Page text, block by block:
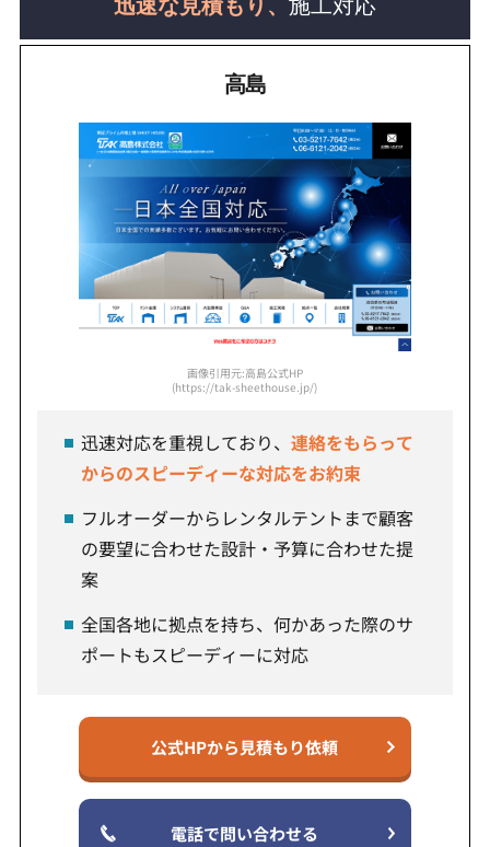
迅速な見積もり、 施工対応
高島
画像引用元:高島公式HP
(https://tak-sheethouse.jp/)
迅速対応を重視しており、連絡をもらって
からのスピーディーな対応をお約束
フルオーダーからレンタルテントまで顧客
の要望に合わせた設計・予算に合わせた提
案
全国各地に拠点を持ち、何かあった際のサ
ポートもスピーディーに対応
公式HPから見積もり依頼
電話で問い合わせる